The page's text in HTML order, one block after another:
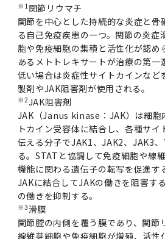
※1 関節リウマチ
関節を中心とした持続的な炎症と骨
る自己免疫疾患の一つ。関節の炎症
胞や免疫細胞の集積と活性化が認め
あるメトトレキサートが治療の第一
低い場合は炎症性サイトカインなど
製剤やJAK阻害剤が使用される。
※2JAK阻害剤
JAK（Janus kinase：JAK）は細胞
トカイン受容体に結合し、各種サイ
伝える分子でJAK1、JAK2、JAK3
る。STATと協調して免疫細胞や線
機能に関わる遺伝子の転写を促進す
JAKに結合してJAKの働きを阻害す
の働きを抑制する。
※3滑膜
関節腔の内側を覆う膜であり、関節
線維芽細胞や免疫細胞が増殖、活性